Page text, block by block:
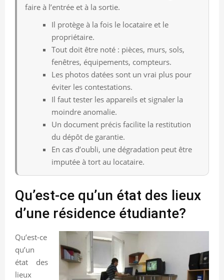
faire à l’entrée et à la sortie.
Il protège à la fois le locataire et le
propriétaire.
Tout doit être noté : pièces, murs, sols,
fenêtres, équipements, compteurs.
Les photos datées sont un vrai plus pour
éviter les contestations.
Il faut tester les appareils et signaler la
moindre anomalie.
Un document précis facilite la restitution
du dépôt de garantie.
En cas d’oubli, une dégradation peut être
imputée à tort au locataire.
Qu’est-ce qu’un état des lieux
d’une résidence étudiante?
Qu’est-ce
qu’un
état des
lieux